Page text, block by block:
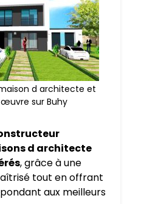
d architecte et
sur Buhy
d architecte
, grâce à une
tout en offrant
aux meilleurs